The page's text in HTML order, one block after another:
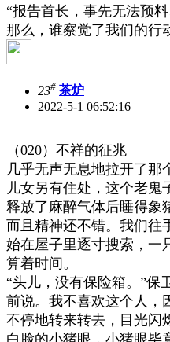
“报告首长，事先无法预料
那么，谁察觉了我们的行
23# 茶炉
2022-5-1 06:52:16
（020）不祥的征兆
几乎无声无息地拉开了那
儿女另有住处，这个老鬼
释放了麻醉气体后睡得象
而且精神还不错。我们往
始在屋子里逐寸搜索，一
算着时间。
“头儿，没有保险箱。 ”保
前说。我不喜欢这个人，
不停地转来转去，目光闪
白脸的小猪眼，小猪眼毕